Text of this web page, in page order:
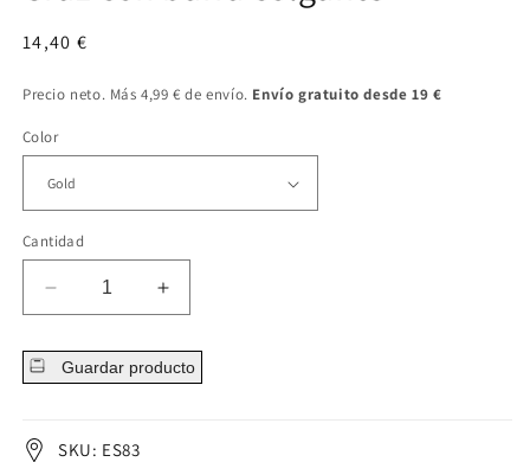
Precio
14,40 €
Precio neto. Más 4,99 € de envío. Envío gratuito desde 19 €
Color
Cantidad
Disminuir
cantidad
para
Cruz
colgante
Aumentar
cantidad
para
Cruz
Guardar producto
SKU: ES83